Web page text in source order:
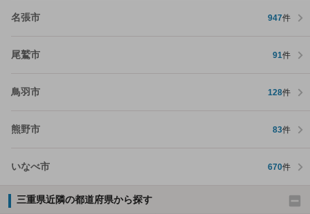
名張市 947件
尾鷲市 91件
鳥羽市 128件
熊野市 83件
いなべ市 670件
三重県近隣の都道府県から探す